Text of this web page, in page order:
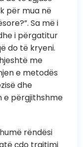
për mua në
Sa më i
i përgatitur
do të kryeni.
me
e metodës
dhe
e përgjithshme
rëndësi
çdo trajtimi